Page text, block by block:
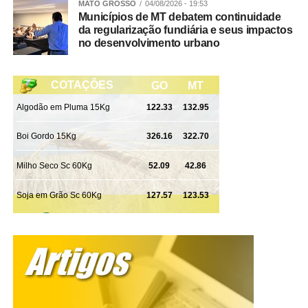
Confira aqui como funciona cada coleta:
Tá confundindo as coletas? Estas informações aqui
meses, de acordo com calendário específico, são
retirados itens como eletrodomésticos velhos e
inservíveis e os resíduos sólidos provenientes da limpeza
de jardim.
Coleta Seletiva:É a coleta do que não é lixo e pode ter
recicláveis, como papel, papelão, plástico, alumínio (e
outros metais), e isopor. Esta coleta é feita uma vez por
semana, de acordo com calendário que está um tantinho
MATO GROSSO 04/08/2026 - 19:53
Municípios de MT debatem continuidade
da regularização fundiária e seus impactos
no desenvolvimento urbano